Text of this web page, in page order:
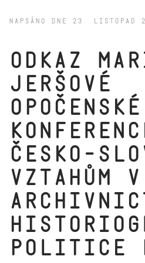
NAPSÁNO DNE 23. LISTOPAD
Odkaz
Jeršové
česko-
vztahům v
politice